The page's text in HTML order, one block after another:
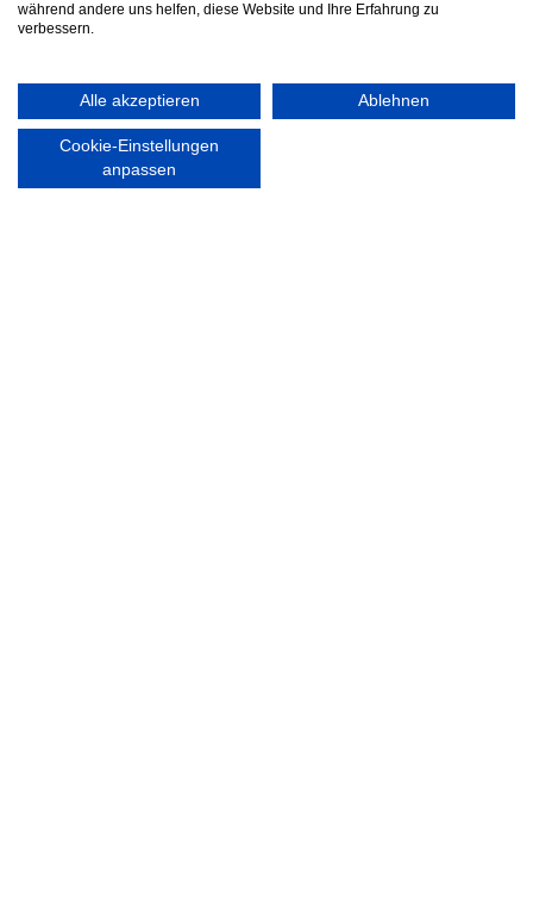
während andere uns helfen, diese Website und Ihre Erfahrung zu
verbessern.
Alle akzeptieren Ablehnen
Cookie-Einstellungen
anpassen
KONTAKT
Walddörfer Sportverein
Halenreie 32-34
22359 Hamburg
ÖFFNUNGS- UND
SERVICEZEITEN: